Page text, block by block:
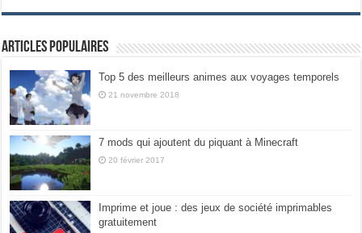
Articles populaires
Top 5 des meilleurs animes aux voyages temporels
21 novembre 2018
7 mods qui ajoutent du piquant à Minecraft
20 février 2017
Imprime et joue : des jeux de société imprimables
gratuitement